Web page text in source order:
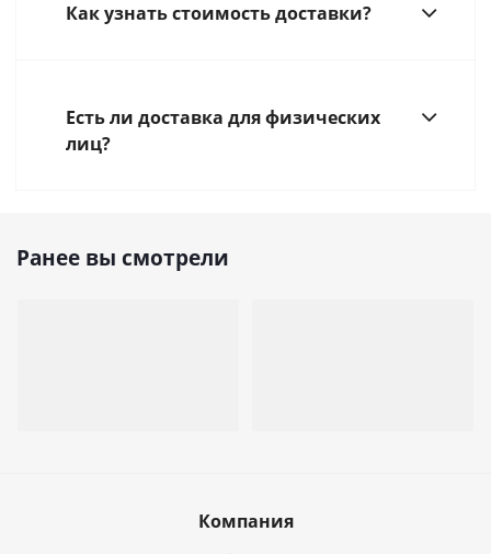
Как узнать стоимость доставки?
Есть ли доставка для физических
лиц?
Ранее вы смотрели
Компания